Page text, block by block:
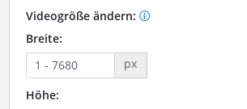
Videogröße ändern:
Breite:
px
Höhe: